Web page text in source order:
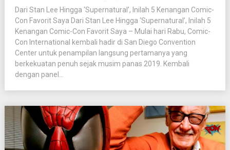
Dari Stan Lee Hingga ‘Supernatural’, Inilah 5 Kenangan Comic-
Con Favorit Saya Dari Stan Lee Hingga ‘Supernatural’, Inilah 5
Kenangan Comic-Con Favorit Saya – Mulai hari Rabu, Comic-
Con International kembali hadir di San Diego Convention
Center untuk penampilan langsung pertamanya yang
berkekuatan penuh sejak musim panas 2019. Kembali
dengan panel...